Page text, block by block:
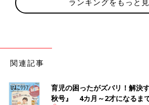
ランキングをもっと
関連記事
育児の困ったがズバリ！解決
秋号』 4カ月～2才になるま